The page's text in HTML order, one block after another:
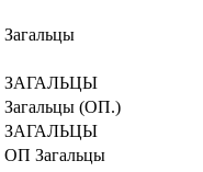
Загальцы
ЗАГАЛЬЦЫ
Загальцы (ОП.)
ЗАГАЛЬЦЫ
ОП Загальцы